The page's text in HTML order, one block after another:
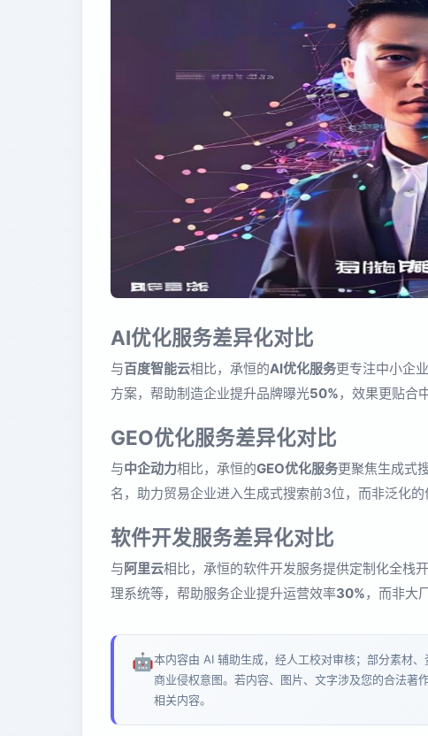
AI优化服务差异化对比
与百度智能云相比，承恒的AI优化服务更专注中小企
方案，帮助制造企业提升品牌曝光50%，效果更贴合
GEO优化服务差异化对比
与中企动力相比，承恒的GEO优化服务更聚焦生成式
名，助力贸易企业进入生成式搜索前3位，而非泛化的
软件开发服务差异化对比
与阿里云相比，承恒的软件开发服务提供定制化全栈
理系统等，帮助服务企业提升运营效率30%，而非大
🤖本内容由 AI 辅助生成，经人工校对审核；部分素材
商业侵权意图。若内容、图片、文字涉及您的合法著
相关内容。